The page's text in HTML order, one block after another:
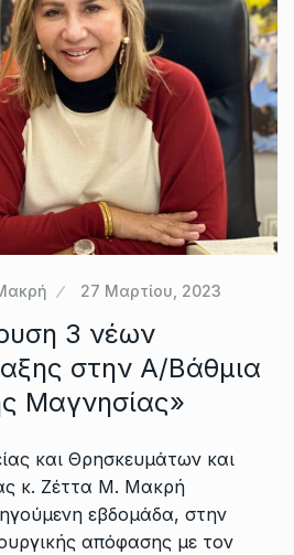
27 Μαρτίου, 2023
3 νέων
στην Α/Βάθμια
Μαγνησίας»
και Θρησκευμάτων και
κ. Ζέττα Μ. Μακρή
εβδομάδα, στην
απόφασης με τον